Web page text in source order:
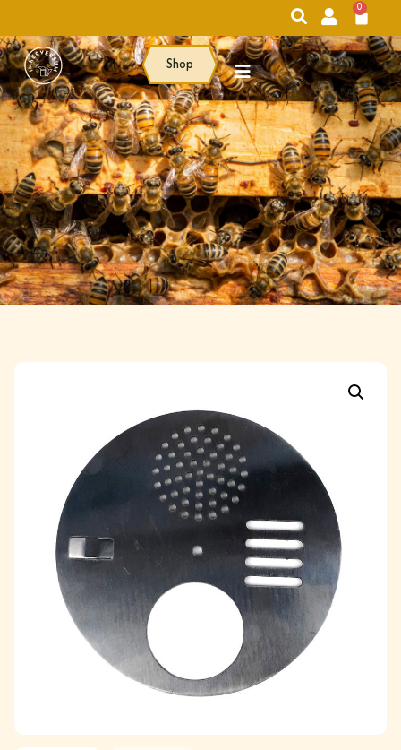
0
Shop